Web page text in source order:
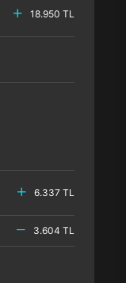
18.950 TL
6.337 TL
3.604 TL